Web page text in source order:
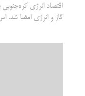
اقتصاد انرژی
گاز و انرژی امضا شد.